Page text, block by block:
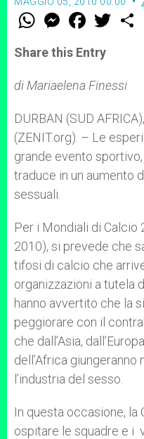
W
t
s
p
p
M
e
s
e
g
e
F
a
e
b
o
k
w
r
Share this Entry
di Mariaelena Finessi
DURBAN (SUD
(ZENIT.org). – Le
grande evento
traduce in un aumento
sessuali.
Per i Mondiali di Calcio
2010), si prevede che
tifosi di calcio che
organizzazioni a tutela
hanno avvertito che la
peggiorare con il
che dall’Asia,
dell’Africa
l’industria del sesso.
In questa occasione, la
ospitare le squadre e i